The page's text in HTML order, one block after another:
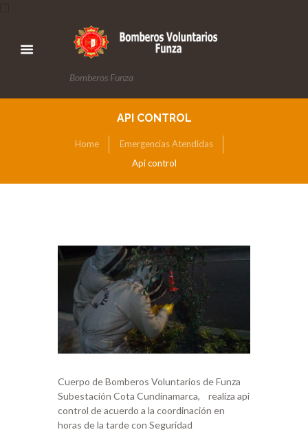
Bomberos Funza
API CONTROL
Home
Emergencias Atendidas
Api control
Cuerpo de Bomberos Voluntarios de Funza
Subestación Cota Cundinamarca, realiza api
control de acuerdo a la coordinación en
horas de la tarde con Seguridad